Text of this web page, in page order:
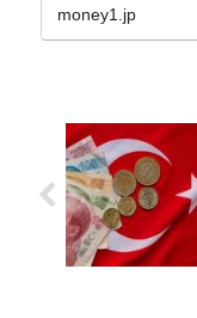
money1.jp